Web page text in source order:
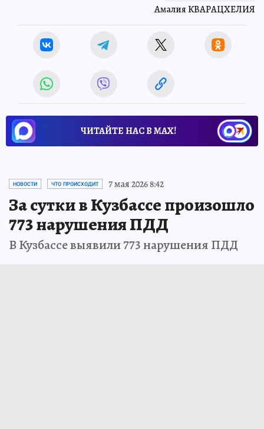
Амалия КВАРАЦХЕЛИЯ
ЧИТАЙТЕ НАС В МАХ!
НОВОСТИ ЧТО ПРОИСХОДИТ 7 мая 2026 8:42
За сутки в Кузбассе произошло
773 нарушения ПДД
В Кузбассе выявили 773 нарушения ПДД